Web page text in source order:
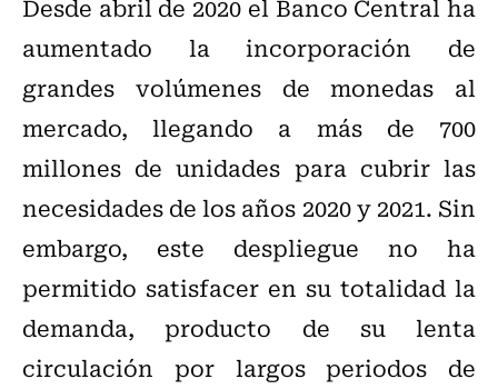
Desde abril de 2020 el Banco Central ha
aumentado la incorporación de
grandes volúmenes de monedas al
mercado, llegando a más de 700
millones de unidades para cubrir las
necesidades de los años 2020 y 2021. Sin
embargo, este despliegue no ha
permitido satisfacer en su totalidad la
demanda, producto de su lenta
circulación por largos periodos de